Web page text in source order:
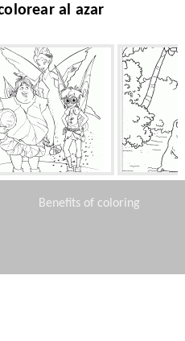
al azar
Bobble y Clank Lars
Benefits of coloring